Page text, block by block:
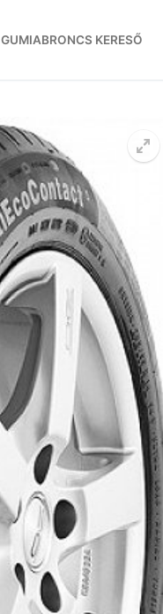
GUMIABRONCS KERESŐ